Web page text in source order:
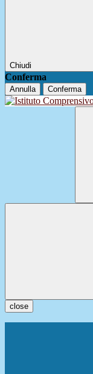
Chiudi
Conferma
Annulla Conferma
close